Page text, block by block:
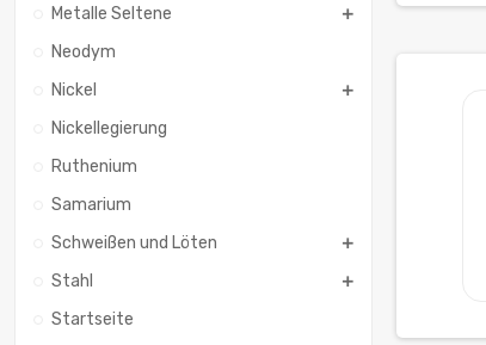
Metalle Seltene
Neodym
Nickel
Nickellegierung
Ruthenium
Samarium
Schweißen und Löten
Stahl
Startseite